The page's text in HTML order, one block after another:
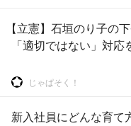
【立憲】石垣のり子の
「適切ではない」対
じゃぱそく！
新入社員にどんな育て